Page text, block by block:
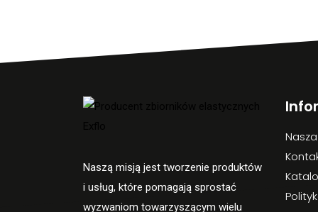
Naszą misją jest tworzenie produktów
i usług, które pomagają sprostać
wyzwaniom towarzyszącym wielu